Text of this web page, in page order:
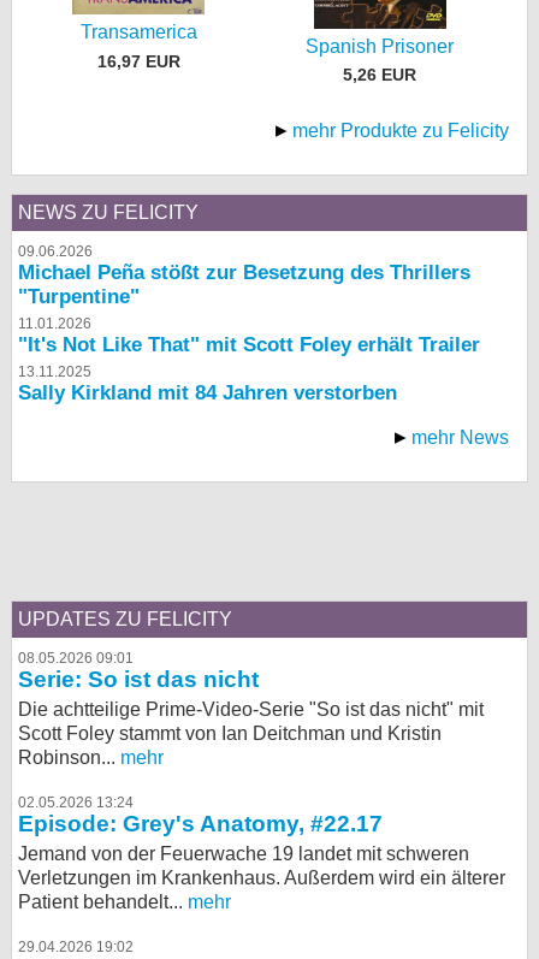
Transamerica
16,97 EUR
Spanish Prisoner
5,26 EUR
mehr Produkte zu Felicity
NEWS ZU FELICITY
09.06.2026
Michael Peña stößt zur Besetzung des Thrillers
"Turpentine"
11.01.2026
"It's Not Like That" mit Scott Foley erhält Trailer
13.11.2025
Sally Kirkland mit 84 Jahren verstorben
mehr News
UPDATES ZU FELICITY
08.05.2026 09:01
Serie: So ist das nicht
Die achtteilige Prime-Video-Serie "So ist das nicht" mit
Scott Foley stammt von Ian Deitchman und Kristin
Robinson... mehr
02.05.2026 13:24
Episode: Grey's Anatomy, #22.17
Jemand von der Feuerwache 19 landet mit schweren
Verletzungen im Krankenhaus. Außerdem wird ein älterer
Patient behandelt... mehr
29.04.2026 19:02